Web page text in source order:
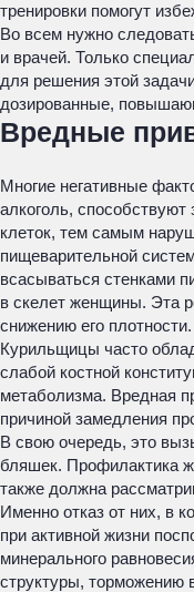
тренировки помогут
Во всем нужно
и врачей. Только
для решения этой
дозированные,
Вредные
Многие негативные
алкоголь,
клеток, тем самым
пищеварительной
всасываться стенками
в скелет женщины. Эта
снижению его плотности.
Курильщицы часто
слабой костной
метаболизма. Вредная
причиной замедления
В свою очередь, это
бляшек. Профилактика
также должна
Именно отказ от них, в
при активной жизни
минерального
структуры, торможению